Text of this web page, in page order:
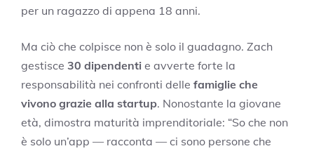
per un ragazzo di appena 18 anni.
Ma ciò che colpisce non è solo il guadagno. Zach
gestisce 30 dipendenti e avverte forte la
responsabilità nei confronti delle famiglie che
vivono grazie alla startup. Nonostante la giovane
età, dimostra maturità imprenditoriale: “So che non
è solo un’app — racconta — ci sono persone che